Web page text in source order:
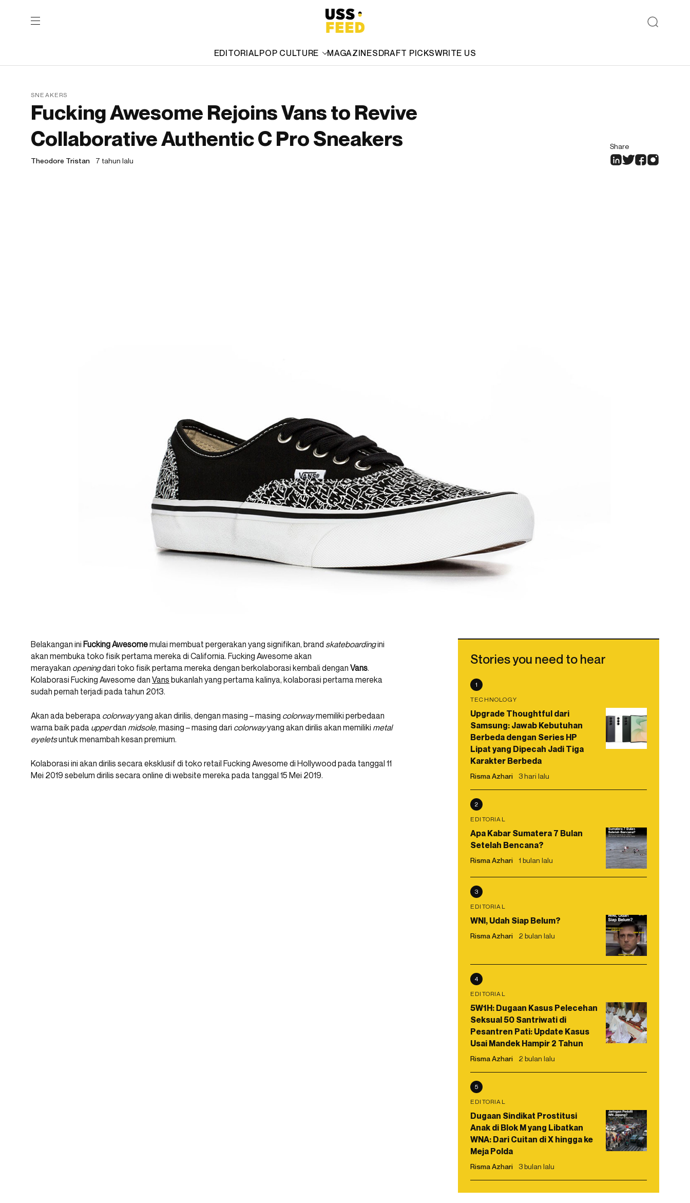
EDITORIALPOP CULTURE MAGAZINESDRAFT PICKSWRITE US
SNEAKERS
Fucking Awesome Rejoins Vans to Revive
Collaborative Authentic C Pro Sneakers
Theodore Tristan 7 tahun lalu
Share
Belakangan ini Fucking Awesomemulai membuat pergerakan yang signifikan, brand skateboardingini
akan membuka toko fisik pertama mereka di California. Fucking Awesome akan
merayakan openingdari toko fisik pertama mereka dengan berkolaborasi kembali dengan Vans.
Kolaborasi Fucking Awesome dan Vans bukanlah yang pertama kalinya, kolaborasi pertama mereka
sudah pernah terjadi pada tahun 2013.
Akan ada beberapa colorwayyang akan dirilis, dengan masing – masing colorwaymemiliki perbedaan
warna baik pada upperdan midsole, masing – masing dari colorwayyang akan dirilis akan memiliki metal
eyeletsuntuk menambah kesan premium.
Kolaborasi ini akan dirilis secara eksklusif di toko retail Fucking Awesome di Hollywood pada tanggal 11
Mei 2019 sebelum dirilis secara online di website mereka pada tanggal 15 Mei 2019.
Stories you need to hear
1
TECHNOLOGY
Upgrade Thoughtful dari
Samsung: Jawab Kebutuhan
Berbeda dengan Series HP
Lipat yang Dipecah Jadi Tiga
Karakter Berbeda
Risma Azhari 3 hari lalu
2
EDITORIAL
Apa Kabar Sumatera 7 Bulan
Setelah Bencana?
Risma Azhari 1 bulan lalu
3
EDITORIAL
WNI, Udah Siap Belum?
Risma Azhari 2 bulan lalu
4
EDITORIAL
5W1H: Dugaan Kasus Pelecehan
Seksual 50 Santriwati di
Pesantren Pati: Update Kasus
Usai Mandek Hampir 2 Tahun
Risma Azhari 2 bulan lalu
5
EDITORIAL
Dugaan Sindikat Prostitusi
Anak di Blok M yang Libatkan
WNA: Dari Cuitan di X hingga ke
Meja Polda
Risma Azhari 3 bulan lalu